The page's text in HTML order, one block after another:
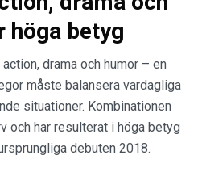
höga betyg
drama och humor – en
måste balansera vardagliga
situationer. Kombinationen
och har resulterat i höga betyg
debuten 2018.